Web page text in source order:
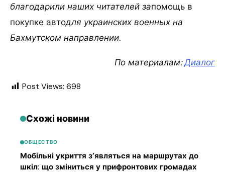
благодарили наших читателей запомощь в
покупке автодля украинских военных на
Бахмутском направлении.
По материалам:Диалог
Post Views: 698
Схожі новини
ОБЩЕСТВО
Мобільні укриття з’являться на маршрутах до
шкіл: що зміниться у прифронтових громадах